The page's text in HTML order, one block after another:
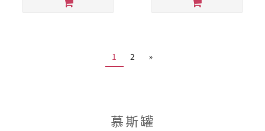
1 2 »
慕斯罐